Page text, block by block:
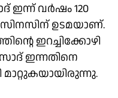
ഇന്ന് വർഷം 120
ഉടമയാണ്.
ഇറച്ചിക്കോഴി
ഇന്നതിനെ